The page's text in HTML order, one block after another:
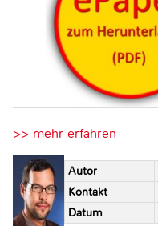
>> mehr erfahren
Autor
Kontakt
Datum